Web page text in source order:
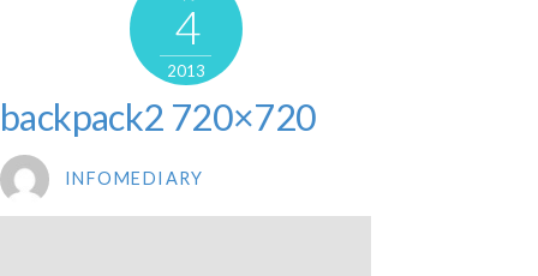
4
2013
backpack2 720×720
INFOMEDIARY